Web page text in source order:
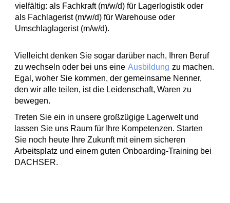
vielfältig: als Fachkraft (m/w/d) für Lagerlogistik oder
als Fachlagerist (m/w/d) für Warehouse oder
Umschlaglagerist (m/w/d).
Vielleicht denken Sie sogar darüber nach, Ihren Beruf
zu wechseln oder bei uns eine Ausbildung zu machen.
Egal, woher Sie kommen, der gemeinsame Nenner,
den wir alle teilen, ist die Leidenschaft, Waren zu
bewegen.
Treten Sie ein in unsere großzügige Lagerwelt und
lassen Sie uns Raum für Ihre Kompetenzen. Starten
Sie noch heute Ihre Zukunft mit einem sicheren
Arbeitsplatz und einem guten Onboarding-Training bei
DACHSER.